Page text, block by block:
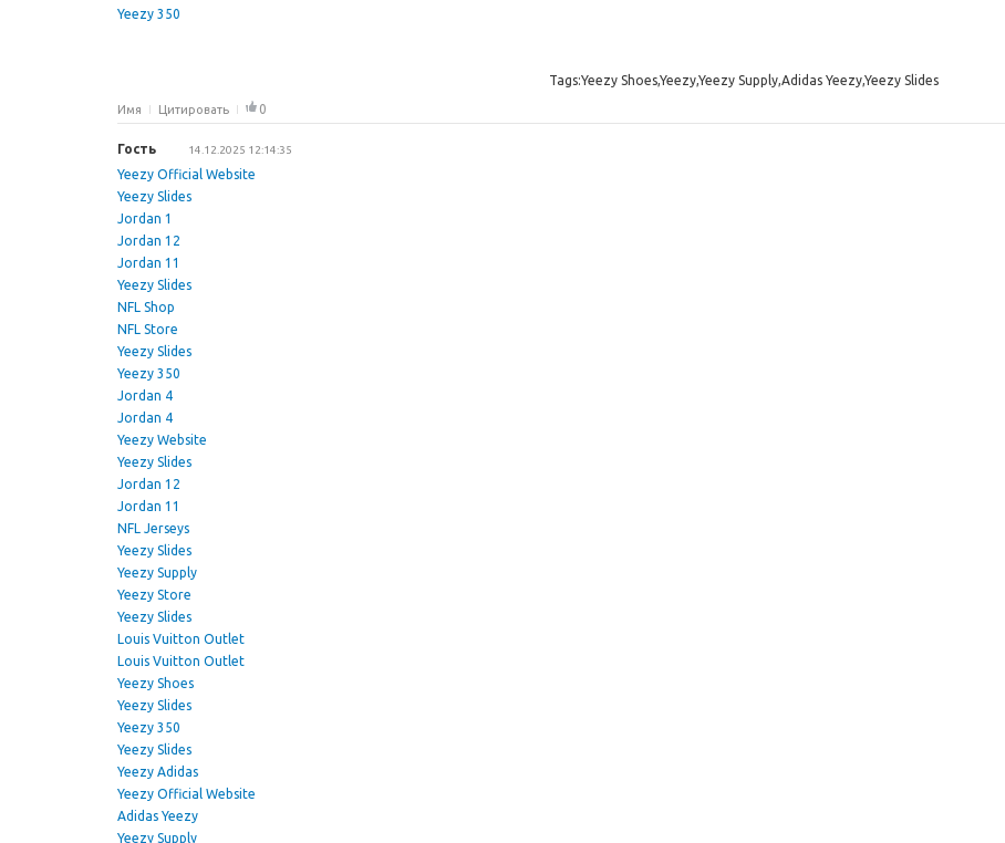
Yeezy 350
Tags:Yeezy Shoes,Yeezy,Yeezy Supply,Adidas Yeezy,Yeezy Slides
Имя Цитировать 0
Гость 14.12.2025 12:14:35
Yeezy Official Website
Yeezy Slides
Jordan 1
Jordan 12
Jordan 11
Yeezy Slides
NFL Shop
NFL Store
Yeezy Slides
Yeezy 350
Jordan 4
Jordan 4
Yeezy Website
Yeezy Slides
Jordan 12
Jordan 11
NFL Jerseys
Yeezy Slides
Yeezy Supply
Yeezy Store
Yeezy Slides
Louis Vuitton Outlet
Louis Vuitton Outlet
Yeezy Shoes
Yeezy Slides
Yeezy 350
Yeezy Slides
Yeezy Adidas
Yeezy Official Website
Adidas Yeezy
Yeezy Supply